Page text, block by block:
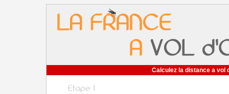
Calculez la distance a vol